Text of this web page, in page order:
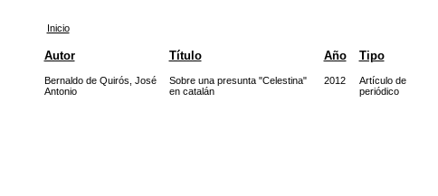
Inicio
Autor Título Año Tipo
Bernaldo de Quirós, José
Antonio
Sobre una presunta "Celestina"
en catalán
2012
Artículo de
periódico